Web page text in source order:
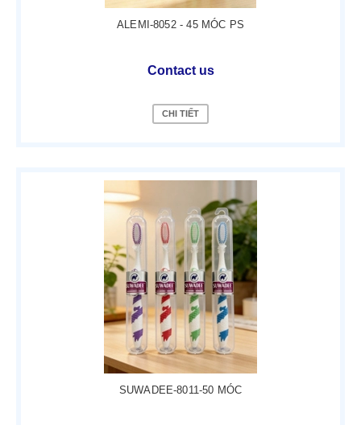
ALEMI-8052 - 45 MÓC PS
Contact us
CHI TIẾT
SUWADEE-8011-50 MÓC